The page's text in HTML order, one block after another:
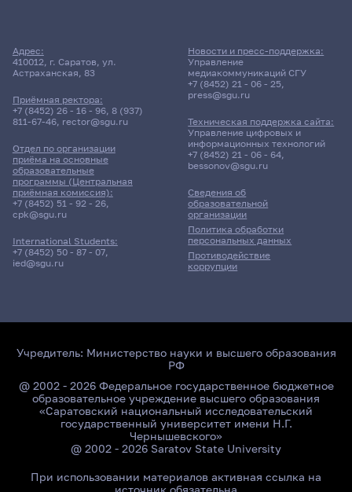
Адрес:
410012, г. Саратов, ул.
Астраханская, 83
Приёмная ректора:
+7 (8452) 26 - 16 - 96, 8 (937)
811-67-46, rector@sgu.ru
Отдел по организации
приёма на основные
образовательные
программы (Центральная
приёмная комиссия):
+7 (8452) 51 - 92 - 26,
cpk@sgu.ru
International Students:
+7 (8452) 50 - 87 - 07,
ied@sgu.ru
Сведения об
образовательной
организации
Политика обработки
персональных данных
Противодействие
коррупции
Новости и пресс-поддержка:
Управление
медиакоммуникаций СГУ
+7 (8452) 21 - 06 - 25,
press@sgu.ru
Техническая поддержка сайта:
Управление цифровых и
информационных технологий
+7 (8452) 21 - 06 - 64,
bessonov@sgu.ru
Учредитель: Министерство науки и высшего образования
РФ
@ 2002 - 2026 Федеральное государственное бюджетное
образовательное учреждение высшего образования
«Саратовский национальный исследовательский
государственный университет имени Н.Г.
Чернышевского»
@ 2002 - 2026 Saratov State University
При использовании материалов активная ссылка на
источник обязательна